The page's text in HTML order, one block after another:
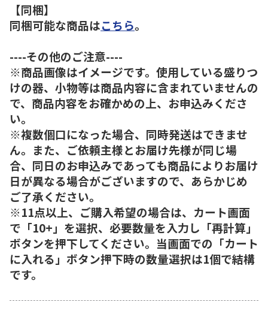
【同梱】
同梱可能な商品はこちら。
----その他のご注意----
※商品画像はイメージです。使用している盛りつ
けの器、小物等は商品内容に含まれていませんの
で、商品内容をお確かめの上、お申込みくださ
い。
※複数個口になった場合、同時発送はできませ
ん。また、ご依頼主様とお届け先様が同じ場
合、同日のお申込みであっても商品によりお届け
日が異なる場合がございますので、あらかじめ
ご了承ください。
※11点以上、ご購入希望の場合は、カート画面
で「10+」を選択、必要数量を入力し「再計算」
ボタンを押下してください。当画面での「カート
に入れる」ボタン押下時の数量選択は1個で結構
です。